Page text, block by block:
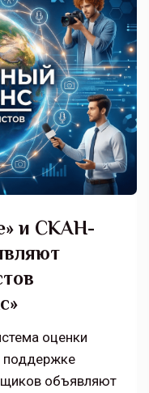
и СКАН-
оценки
поддержке
объявляют